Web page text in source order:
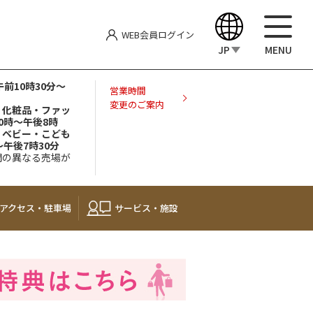
WEB会員ログイン
JP
Japanese
MENU
前10時30分～
粧品・ファッ
時～午後8時
ビー・こども
午後7時30分
異なる売場が
営業時間
変更のご案内
アクセス・ 駐車場 サービス・施設